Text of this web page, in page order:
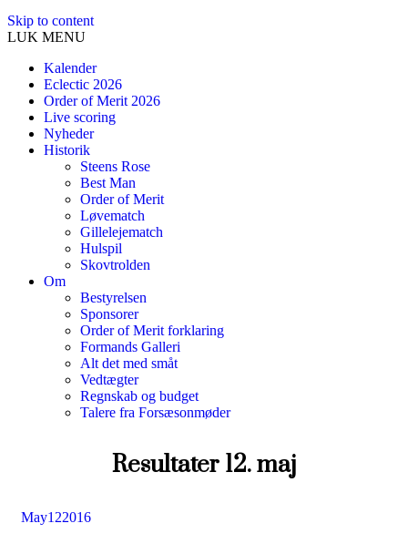
Skip to content
LUK MENU
Kalender
Eclectic 2026
Order of Merit 2026
Live scoring
Nyheder
Historik
Steens Rose
Best Man
Order of Merit
Løvematch
Gillelejematch
Hulspil
Skovtrolden
Om
Bestyrelsen
Sponsorer
Order of Merit forklaring
Formands Galleri
Alt det med småt
Vedtægter
Regnskab og budget
Talere fra Forsæsonmøder
Resultater 12. maj
May122016